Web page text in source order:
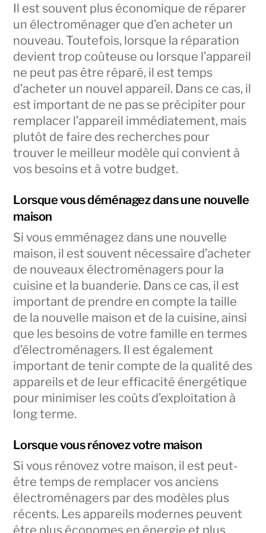
Il est souvent plus économique de réparer
un électroménager que d’en acheter un
nouveau. Toutefois, lorsque la réparation
devient trop coûteuse ou lorsque l’appareil
ne peut pas être réparé, il est temps
d’acheter un nouvel appareil. Dans ce cas, il
est important de ne pas se précipiter pour
remplacer l’appareil immédiatement, mais
plutôt de faire des recherches pour
trouver le meilleur modèle qui convient à
vos besoins et à votre budget.
Lorsque vous déménagez dans une nouvelle
maison
Si vous emménagez dans une nouvelle
maison, il est souvent nécessaire d’acheter
de nouveaux électroménagers pour la
cuisine et la buanderie. Dans ce cas, il est
important de prendre en compte la taille
de la nouvelle maison et de la cuisine, ainsi
que les besoins de votre famille en termes
d’électroménagers. Il est également
important de tenir compte de la qualité des
appareils et de leur efficacité énergétique
pour minimiser les coûts d’exploitation à
long terme.
Lorsque vous rénovez votre maison
Si vous rénovez votre maison, il est peut-
être temps de remplacer vos anciens
électroménagers par des modèles plus
récents. Les appareils modernes peuvent
être plus économes en énergie et plus